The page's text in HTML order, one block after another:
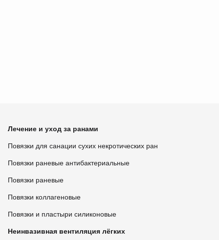
Лечение и уход за ранами
Повязки для санации сухих некротических ран
Повязки раневые антибактериальные
Повязки раневые
Повязки коллагеновые
Повязки и пластыри силиконовые
Неинвазивная вентиляция лёгких